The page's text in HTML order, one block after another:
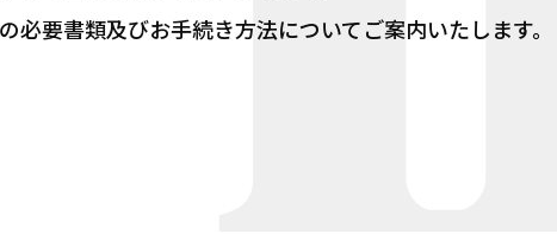
要書類及びお手続き方法についてご案内いたします。